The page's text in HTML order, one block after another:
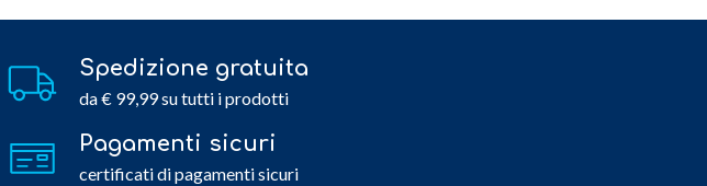
Spedizione gratuita
da € 99,99 su tutti i prodotti
Pagamenti sicuri
certificati di pagamenti sicuri